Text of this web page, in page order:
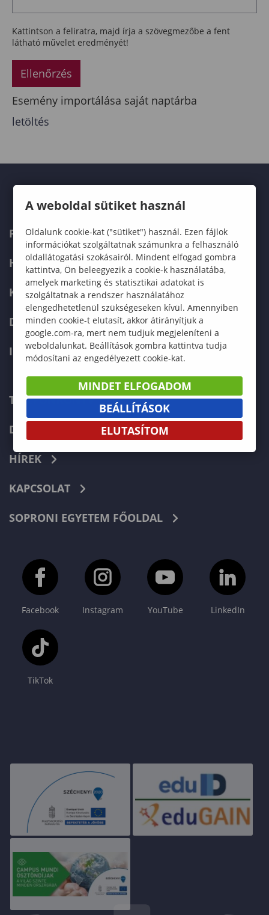
Kattintson a feliratra, majd írja a szövegmezőbe a fent
látható művelet eredményét!
Ellenőrzés
Esemény importálása saját naptárba
letöltés
FELVÉTELIZŐKNEK
HALLGATÓKNAK
KÉPZÉSEK
DOKTORI ISKOLA
INTERNATIONAL
TELEFONKÖNYV
DOKUMENTUMOK
HÍREK
KAPCSOLAT
SOPRONI EGYETEM FŐOLDAL
Facebook Instagram YouTube LinkedIn
TikTok
A weboldal sütiket használ
Oldalunk cookie-kat ("sütiket") használ. Ezen fájlok
információkat szolgáltatnak számunkra a felhasználó
oldallátogatási szokásairól. Mindent elfogad gombra
kattintva, Ön beleegyezik a cookie-k használatába,
amelyek marketing és statisztikai adatokat is
szolgáltatnak a rendszer használatához
elengedhetetlenül szükségeseken kívül. Amennyiben
minden cookie-t elutasít, akkor átirányítjuk a
google.com-ra, mert nem tudjuk megjeleníteni a
weboldalunkat. Beállítások gombra kattintva tudja
módosítani az engedélyezett cookie-kat.
MINDET ELFOGADOM
BEÁLLÍTÁSOK
ELUTASÍTOM